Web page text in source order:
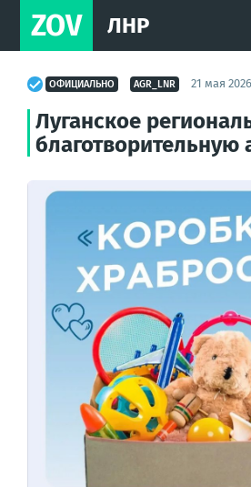
ZOV ЛНР
ОФИЦИАЛЬНО AGR_LNR 21 мая
Луганское